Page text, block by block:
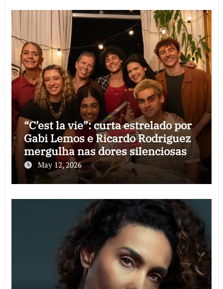
“C’est la vie”: curta estrelado por
Gabi Lemos e Ricardo Rodriguez
mergulha nas dores silenciosas
do fim de um amor
May 12, 2026